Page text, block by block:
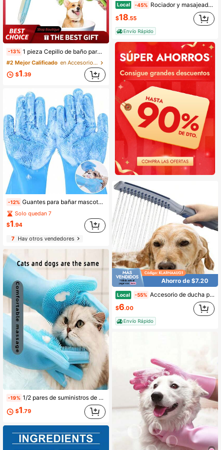
-13% 1 pieza Cepillo de baño para mascotas, Cepillo de baño para perros, Cepillo de champú para perros, Cepillo de champú para gatos, Cepillo para perros, Cepillo para gatos, Cepillo de aseo para perros, Cepillo de baño para perros, Cepillo para cachorros, Baño para perros, Cepillo de aseo para cachorros
#2 Mejor Calificado
en Accesorios de ducha y baño para mascotas
$1.39
-12% Guantes para bañar mascotas, universales para gatos y perros, resistentes a arañazos, limpieza profunda, elimina eficazmente el pelo, masajea a las mascotas, espuma delicada, uso en seco y húmedo, también aptos para cocina/lavado de coches, limpieza diaria del hogar, dos colores disponibles,
Solo quedan 7
$1.94
7 Hay otros vendedores
-19% 1/2 pares de suministros de aseo para mascotas diseñados de forma exquisita, 6 colores disponibles, que incluyen guantes de baño para perros y gatos y suministros para mascotas
$1.79
Local -45% Rociador y masajeador portátil para ducha de mascotas, accesorio de baño portátil para perros, ajuste universal para grifos de bañera y mangueras de jardín, solución de limpieza versátil para el aseo de mascotas y el riego del jardín.
$18.55
Envío Rápido
Ahorro de $7.20
Local -55% Accesorio de ducha para perros, ducha para perros con desviador de metal, accesorio de ducha para mascotas para baño rápido y fácil de perros, 3 modos de rociado con interruptor de un solo botón y manguera de 8 pies para interior y exterior
$6.00
Envío Rápido